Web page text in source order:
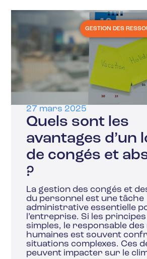
GESTION DES
27 mars 2025
Quels sont les
avantages d’un
de congés et
?
La gestion des congés et
du personnel est une tâche
administrative essentielle
l’entreprise. Si les
simples, le responsable
humaines est souvent
situations complexes. Ces
peuvent impacter sur le